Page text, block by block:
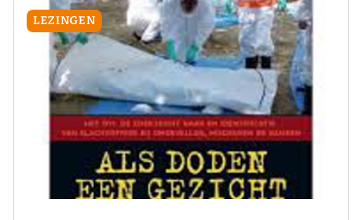
LEZINGEN